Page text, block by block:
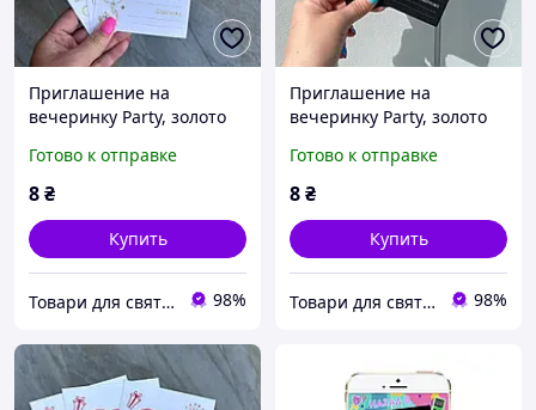
Приглашение на
вечеринку Party, золото
Готово к отправке
8₴
Купить
Товари для свята, декору та пакування - інтернет магазин Аладдін 98%
Приглашение на
вечеринку Party, золото
Готово к отправке
8₴
Купить
Товари для свята, декору та пакування - інтернет магазин Аладдін 98%